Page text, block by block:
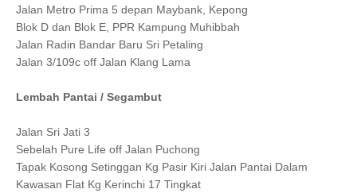
Jalan Metro Prima 5 depan Maybank, Kepong
Blok D dan Blok E, PPR Kampung Muhibbah
Jalan Radin Bandar Baru Sri Petaling
Jalan 3/109c off Jalan Klang Lama
Lembah Pantai / Segambut
Jalan Sri Jati 3
Sebelah Pure Life off Jalan Puchong
Tapak Kosong Setinggan Kg Pasir Kiri Jalan Pantai Dalam
Kawasan Flat Kg Kerinchi 17 Tingkat